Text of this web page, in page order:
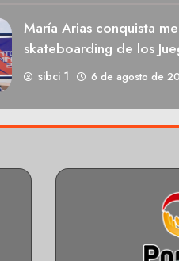
María Arias conquista
skateboarding de los
sibci 1 6 de agosto de